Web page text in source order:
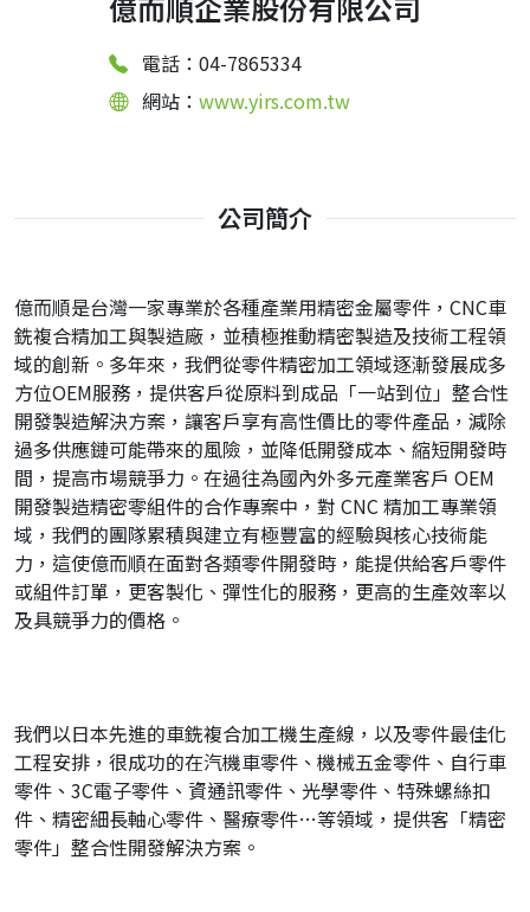
電話：04-7865334
網站： www.yirs.com.tw
公司簡介
億而順是台灣一家專業於各種產業用精密金屬零件，CNC車
銑複合精加工與製造廠，並積極推動精密製造及技術工程領
域的創新。多年來，我們從零件精密加工領域逐漸發展成多
方位OEM服務，提供客戶從原料到成品「一站到位」整合性
開發製造解決方案，讓客戶享有高性價比的零件產品，減除
過多供應鏈可能帶來的風險，並降低開發成本、縮短開發時
間，提高市場競爭力。在過往為國內外多元產業客戶 OEM
開發製造精密零組件的合作專案中，對 CNC 精加工專業領
域，我們的團隊累積與建立有極豐富的經驗與核心技術能
力，這使億而順在面對各類零件開發時，能提供給客戶零件
或組件訂單，更客製化、彈性化的服務，更高的生產效率以
及具競爭力的價格。
我們以日本先進的車銑複合加工機生產線，以及零件最佳化
工程安排，很成功的在汽機車零件、機械五金零件、自行車
零件、3C電子零件、資通訊零件、光學零件、特殊螺絲扣
件、精密細長軸心零件、醫療零件…等領域，提供客「精密
零件」整合性開發解決方案。